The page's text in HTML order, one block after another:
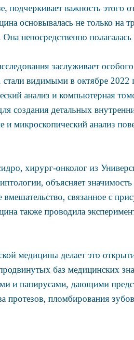
подчеркивает важность
основывалась не только на
непосредственно
заслуживает
видимыми в октябре 2022
анализ и компьютерная
создания детальных
микроскопический анализ
хирург-онколог из
объясняет
вмешательство, связанное с
также проводила
медицины делает это
баз медицинских
и папирусами, дающими
протезов, пломбирования